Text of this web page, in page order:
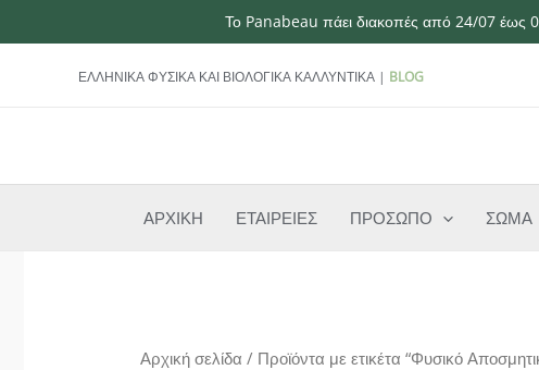
Το Panabeau πάει διακοπές από 24/07 έως
ΕΛΛΗΝΙΚΑ ΦΥΣΙΚΑ ΚΑΙ ΒΙΟΛΟΓΙΚΑ ΚΑΛΛΥΝΤΙΚΑ | BLOG
ΑΡΧΙΚΗ ΕΤΑΙΡΕΙΕΣ ΠΡΟΣΩΠΟ ΣΩΜΑ
Αρχική σελίδα / Προϊόντα με ετικέτα “Φυσικό